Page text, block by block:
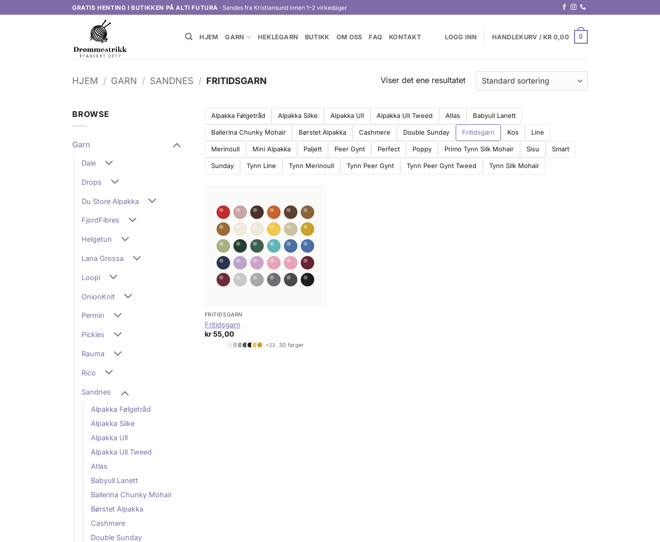
GRATIS HENTING I BUTIKKEN PÅ ALTI FUTURA · Sendes fra Kristiansund innen 1–2 virkedager
HJEM GARN HEKLEGARN BUTIKK OM OSS FAQ KONTAKT LOGG INN HANDLEKURV /KR 0,00 0
HJEM / GARN / SANDNES / FRITIDSGARN Viser det ene resultatet
BROWSE
Garn
Dale
Drops
Du Store Alpakka
FjordFibres
Helgetun
Lana Grossa
Loopi
OnionKnit
Permin
Pickles
Rauma
Rico
Sandnes
Alpakka Følgetråd
Alpakka Silke
Alpakka Ull
Alpakka Ull Tweed
Atlas
Babyull Lanett
Ballerina Chunky Mohair
Børstet Alpakka
Cashmere
Double Sunday
Alpakka Følgetråd Alpakka Silke Alpakka Ull Alpakka Ull Tweed Atlas Babyull Lanett
Ballerina Chunky Mohair Børstet Alpakka Cashmere Double Sunday Fritidsgarn Kos Line
Merinoull Mini Alpakka Paljett Peer Gynt Perfect Poppy Primo Tynn Silk Mohair Sisu Smart
Sunday Tynn Line Tynn Merinoull Tynn Peer Gynt Tynn Peer Gynt Tweed Tynn Silk Mohair
FRITIDSGARN
Fritidsgarn
kr55,00
+23 30 farger